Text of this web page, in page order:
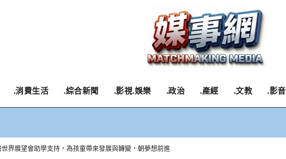
.消費生活 .綜合新聞 .影視.娛樂 .政治 .產經 .文教 .影音
世界展望會助學支持，為孩童帶來發展與轉變，朝夢想前進